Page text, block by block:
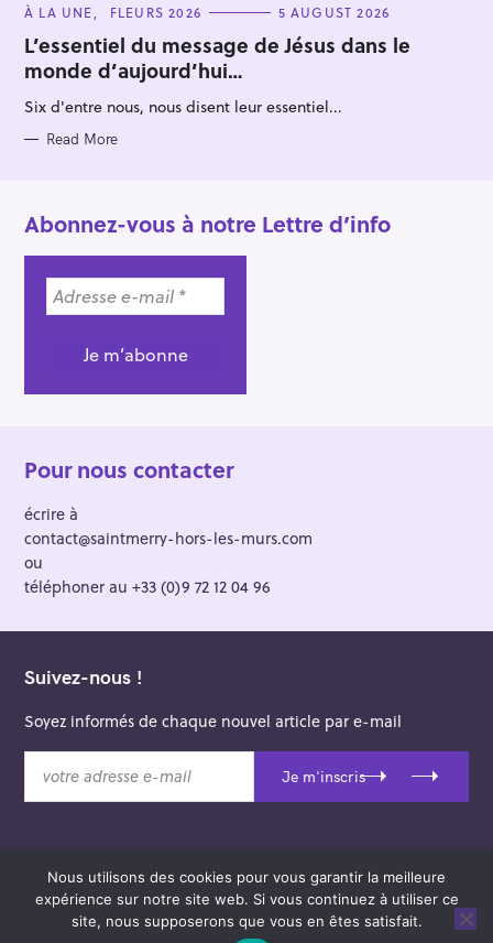
C
T
E
G
O
R
I
S
À LA UNE FLEURS 2026 5 AUGUST 2026
L’essentiel du message de Jésus dans le
monde d’aujourd’hui…
Six d'entre nous, nous disent leur essentiel...
Read More
Abonnez-vous à notre Lettre d’info
Pour nous contacter
écrire à
contact@saintmerry-hors-les-murs.com
ou
téléphoner au +33 (0)9 72 12 04 96
Suivez-nous !
Soyez informés de chaque nouvel article par e-mail
t
Je m'inscris
© 2026 Saint-Merry Hors-les-Murs.
Theme: Felt byPixelgrade.
Nous utilisons des cookies pour vous garantir la meilleure
expérience sur notre site web. Si vous continuez à utiliser ce
site, nous supposerons que vous en êtes satisfait.